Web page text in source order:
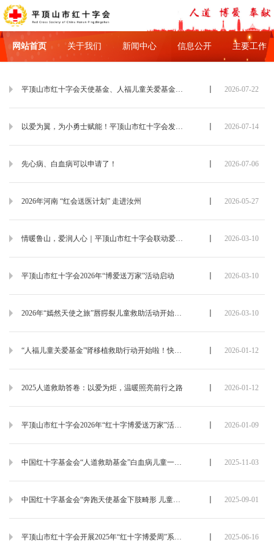
网站首页 关于我们 新闻中心 信息公开 主要工作
平顶山市红十字会天使基金、人福儿童关爱基金、嫣然天使基金3项儿童救助项目信息公告 2026-07-22
以爱为翼，为小勇士赋能！平顶山市红十字会发放英雄能量包 2026-07-14
先心病、白血病可以申请了！ 2026-07-06
2026年河南 “红会送医计划” 走进汝州 2026-05-27
情暖鲁山，爱润人心｜平顶山市红十字会联动爱心力量，帮扶贫困群众 2026-03-10
平顶山市红十字会2026年“博爱送万家”活动启动 2026-03-10
2026年“嫣然天使之旅”唇腭裂儿童救助活动开始啦！快转给身边需要的人 2026-03-10
“人福儿童关爱基金”肾移植救助行动开始啦！快转给身边需要的人 2026-01-12
2025人道救助答卷：以爱为炬，温暖照亮前行之路 2026-01-12
平顶山市红十字会2026年“红十字博爱送万家”活动对象公示 2026-01-09
中国红十字基金会“人道救助基金”白血病儿童一帮一受助人招募公告 2025-11-03
中国红十字基金会“奔跑天使基金下肢畸形 儿童关爱行动—河南行”活动申报开始啦！ 2025-09-01
平顶山市红十字会开展2025年“红十字博爱周”系列活动 2025-06-16